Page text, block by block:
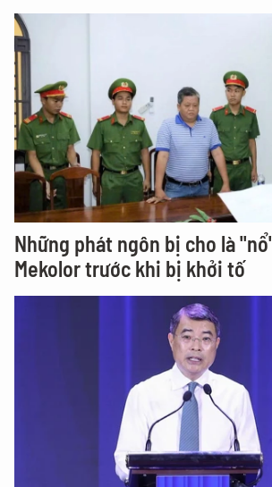
Những phát ngôn bị cho là
Mekolor trước khi bị khởi tố